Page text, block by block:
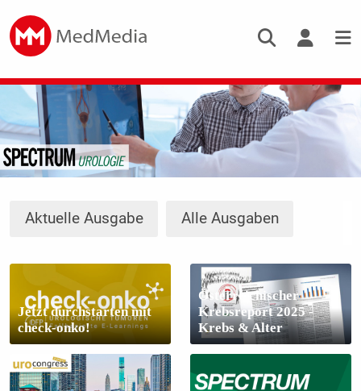
Aktuelle Ausgabe Alle Ausgaben
Jetzt durchstarten mit
check-onko!
Österreichischer
Krebsreport 2025 -
Krebs & Alter